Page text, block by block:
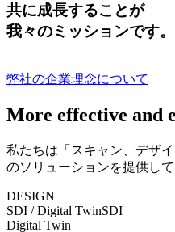
共に成長することが
我々のミッションです。
弊社の企業理念について
More effective and
私たちは「スキャン、デザイ
のソリューションを提供して
DESIGN
SDI / Digital TwinSDI
Digital Twin